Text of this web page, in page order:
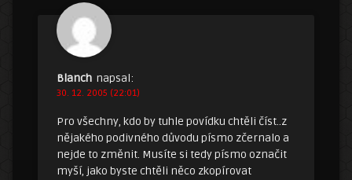
Blanch napsal:
30. 12. 2005 (22:01)
Pro všechny, kdo by tuhle povídku chtěli číst..z
nějakého podivného důvodu písmo zčernalo a
nejde to změnit. Musíte si tedy písmo označit
myší, jako byste chtěli něco zkopírovat